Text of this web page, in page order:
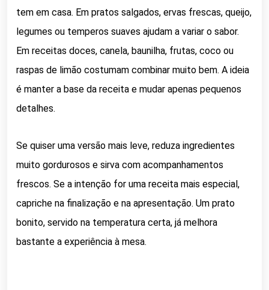
tem em casa. Em pratos salgados, ervas frescas, queijo,
legumes ou temperos suaves ajudam a variar o sabor.
Em receitas doces, canela, baunilha, frutas, coco ou
raspas de limão costumam combinar muito bem. A ideia
é manter a base da receita e mudar apenas pequenos
detalhes.
Se quiser uma versão mais leve, reduza ingredientes
muito gordurosos e sirva com acompanhamentos
frescos. Se a intenção for uma receita mais especial,
capriche na finalização e na apresentação. Um prato
bonito, servido na temperatura certa, já melhora
bastante a experiência à mesa.